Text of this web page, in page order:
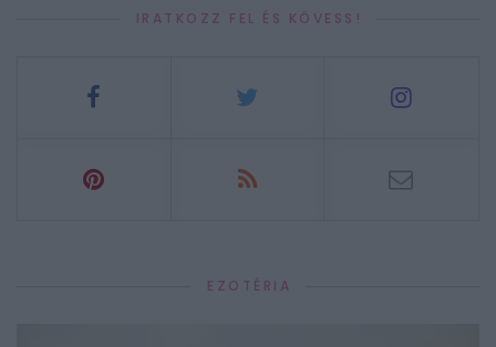
IRATKOZZ FEL ÉS KÖVESS!
EZOTÉRIA